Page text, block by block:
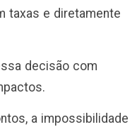
taxas e diretamente
decisão com
a impossibilidade